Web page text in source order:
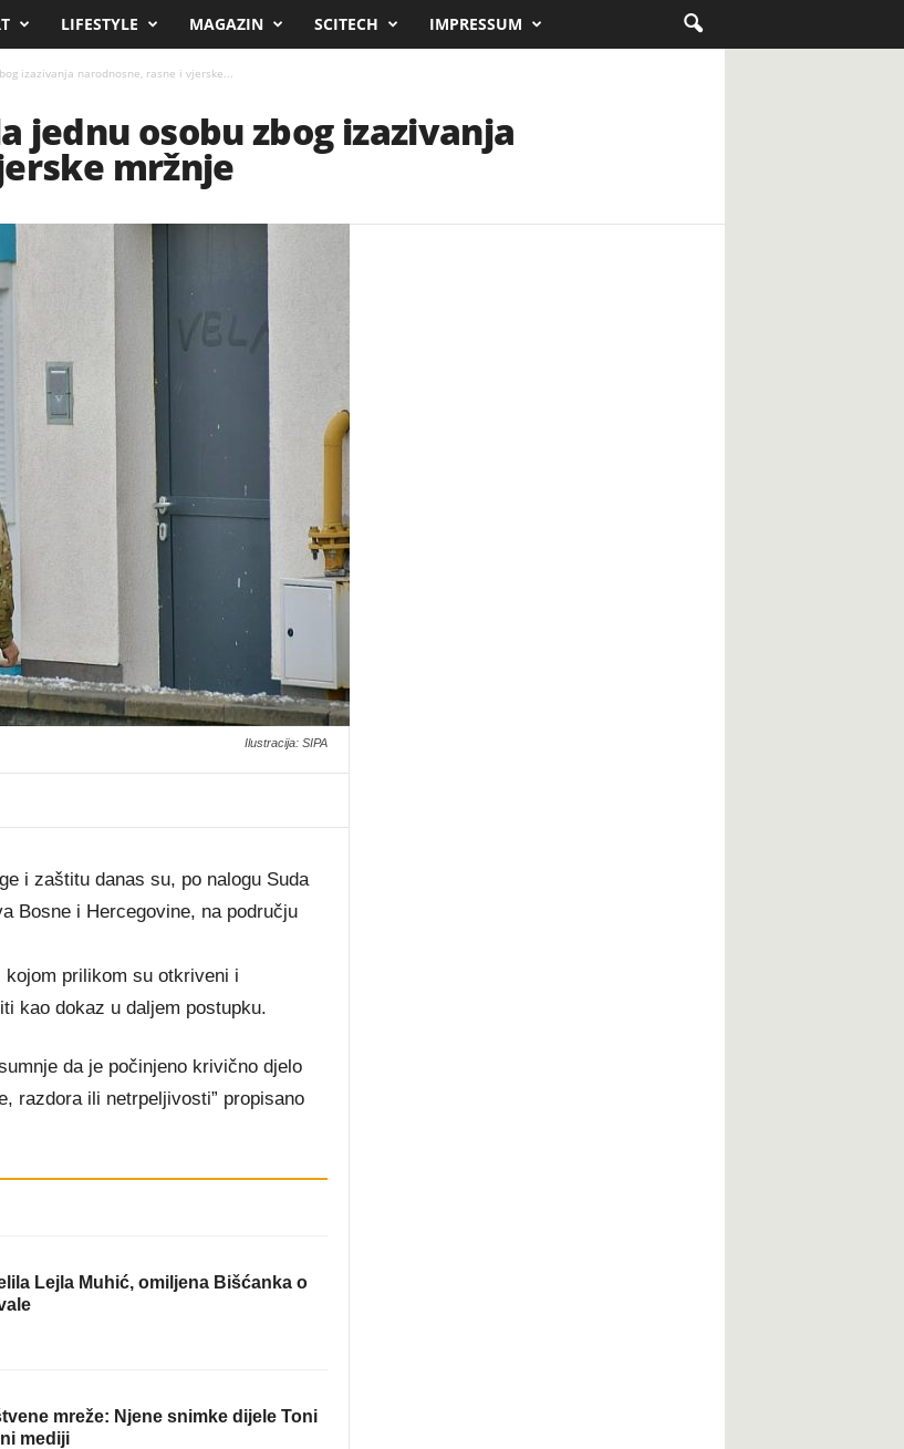
LIFESTYLE MAGAZIN SCITECH IMPRESSUM
izazivanja narodnosne, rasne i vjerske...
jednu osobu zbog izazivanja
mržnje
Ilustracija: SIPA
i zaštitu danas su, po nalogu Suda
Bosne i Hercegovine, na području
prilikom su otkriveni i
kao dokaz u daljem postupku.
da je počinjeno krivično djelo
razdora ili netrpeljivosti” propisano
Lejla Muhić, omiljena Bišćanka o
mreže: Njene snimke dijele Toni
mediji